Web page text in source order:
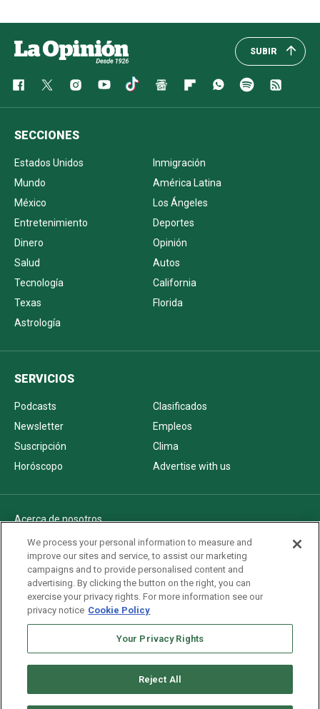
SUBIR
SECCIONES
Estados Unidos
Inmigración
Mundo
América Latina
México
Los Ángeles
Entretenimiento
Deportes
Dinero
Opinión
Salud
Autos
Tecnología
California
Texas
Florida
Astrología
SERVICIOS
Podcasts
Clasificados
Newsletter
Empleos
Suscripción
Clima
Horóscopo
Advertise with us
Acerca de nosotros
Politica de privacidad
Pautas Editoriales
AdChoices
Advertise with us
Newsletters
We process your personal information to measure and
improve our sites and service, to assist our marketing
campaigns and to provide personalised content and
advertising. By clicking the button on the right, you can
exercise your privacy rights. For more information see our
privacy notice Cookie Policy
Your Privacy Rights
Reject All